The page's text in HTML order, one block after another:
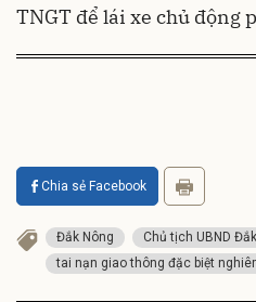
TNGT để lái xe chủ động
Chia sẻ Facebook
Đắk Nông Chủ tịch UBND
tai nạn giao thông đặc biệt